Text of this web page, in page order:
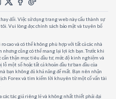
đổi. Việc sử dụng trang web này cấu thành sự
Vui lòng đọc chính sách bảo mật và tuyên bố
cao và có thể không phù hợp với tất cả các nhà
nhưng cũng có thể mang lại lợi ích bạn. Trước khi
thận mục tiêu đầu tư, mức độ kinh nghiệm và
một số hoặc tất cả khoản đầu tư ban đầu của
bạn không đủ khả năng để mất. Bạn nên nhận
Forex và tìm kiếm lời khuyên từ một cố vấn tài
tác giả riêng lẻ và không nhất thiết phải đại